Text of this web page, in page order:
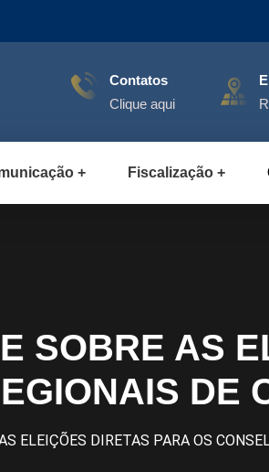
Contatos
Clique aqui
Fiscalização
SOBRE AS
DE
ELEIÇÕES DIRETAS PARA OS